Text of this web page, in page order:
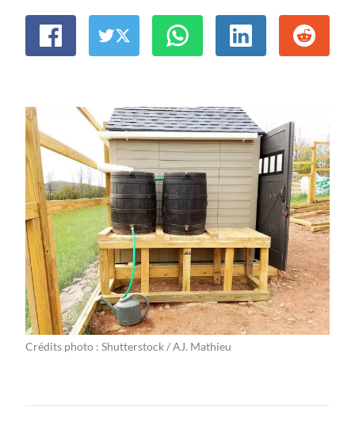
Crédits photo : Shutterstock / AJ. Mathieu